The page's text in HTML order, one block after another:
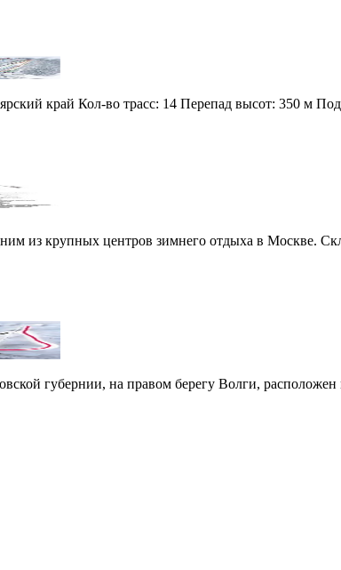
край Кол-во трасс: 14 Перепад высот: 350 м
из крупных центров зимнего отдыха в Москве.
губернии, на правом берегу Волги,